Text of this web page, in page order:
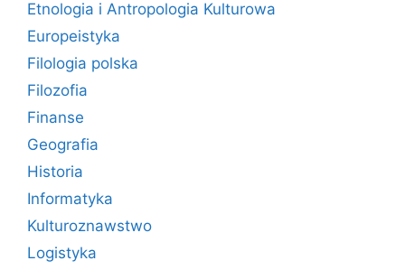
Etnologia i Antropologia Kulturowa
Europeistyka
Filologia polska
Filozofia
Finanse
Geografia
Historia
Informatyka
Kulturoznawstwo
Logistyka